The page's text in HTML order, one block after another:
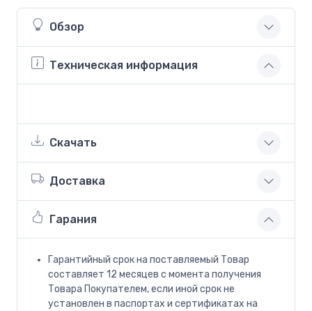
Обзор
Техническая информация
Скачать
Доставка
Гарания
Гарантийный срок на поставляемый Товар
составляет 12 месяцев с момента получения
Товара Покупателем, если иной срок не
установлен в паспортах и сертификатах на